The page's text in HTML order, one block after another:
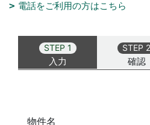
電話をご利用の方はこちら